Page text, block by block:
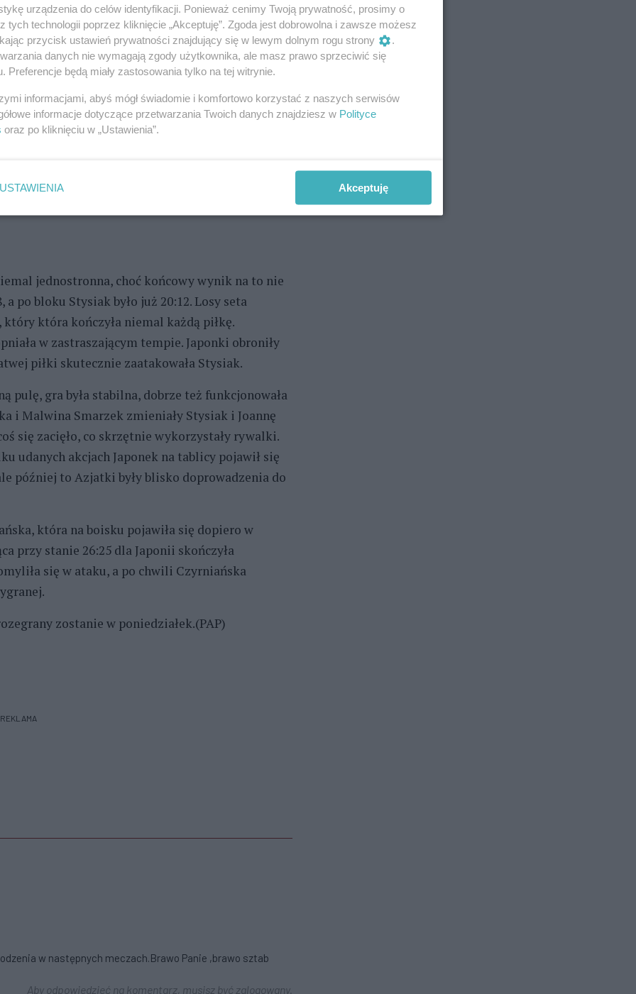
zespoły grały falami, ale gdy w pierwszej linii
przewaga wzrostu przekładała się na zdobycze
otrzymała dokładną piłkę pod rękę, to
się uzyskać trzypunktową przewagę (14:11),
coraz pewniej i od stanu 18:18 ponownie
zdobyła Natalia Mędrzyk.
jednostronna, choć końcowy wynik na to nie
po bloku Stysiak było już 20:12. Losy seta
która kończyła niemal każdą piłkę.
w zastraszającym tempie. Japonki obroniły
piłki skutecznie zaatakowała Stysiak.
pulę, gra była stabilna, dobrze też funkcjonowała
i Malwina Smarzek zmieniały Stysiak i Joannę
się zacięło, co skrzętnie wykorzystały rywalki.
udanych akcjach Japonek na tablicy pojawił się
później to Azjatki były blisko doprowadzenia do
która na boisku pojawiła się dopiero w
przy stanie 26:25 dla Japonii skończyła
się w ataku, a po chwili Czyrniańska
zostanie w poniedziałek.(PAP)
REKLAMA
w następnych meczach.Brawo Panie ,brawo sztab
Aby odpowiedzieć na komentarz, musisz być zalogowany.
urządzenia do celów identyfikacji. Ponieważ cenimy Twoją prywatność, prosimy o
tych technologii poprzez kliknięcie „Akceptuję”. Zgoda jest dobrowolna i zawsze możesz
przycisk ustawień prywatności znajdujący się w lewym dolnym rogu strony
.
danych nie wymagają zgody użytkownika, ale masz prawo sprzeciwić się
Preferencje będą miały zastosowania tylko na tej witrynie.
informacjami, abyś mógł świadomie i komfortowo korzystać z naszych serwisów
informacje dotyczące przetwarzania Twoich danych znajdziesz w Polityce
oraz po kliknięciu w „Ustawienia”.
USTAWIENIA Akceptuję